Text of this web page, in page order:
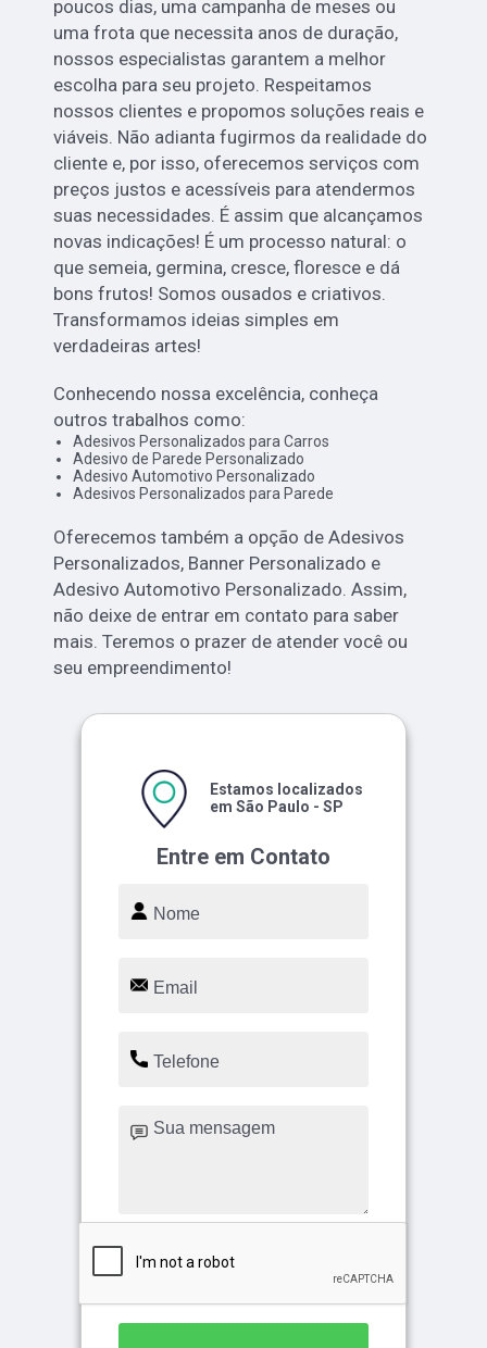
poucos dias, uma campanha de meses ou
uma frota que necessita anos de duração,
nossos especialistas garantem a melhor
escolha para seu projeto. Respeitamos
nossos clientes e propomos soluções reais e
viáveis. Não adianta fugirmos da realidade do
cliente e, por isso, oferecemos serviços com
preços justos e acessíveis para atendermos
suas necessidades. É assim que alcançamos
novas indicações! É um processo natural: o
que semeia, germina, cresce, floresce e dá
bons frutos! Somos ousados e criativos.
Transformamos ideias simples em
verdadeiras artes!
Conhecendo nossa excelência, conheça
outros trabalhos como:
Adesivos Personalizados para Carros
Adesivo de Parede Personalizado
Adesivo Automotivo Personalizado
Adesivos Personalizados para Parede
Oferecemos também a opção de Adesivos
Personalizados, Banner Personalizado e
Adesivo Automotivo Personalizado. Assim,
não deixe de entrar em contato para saber
mais. Teremos o prazer de atender você ou
seu empreendimento!
Entre em Contato
Estamos localizados
em São Paulo - SP